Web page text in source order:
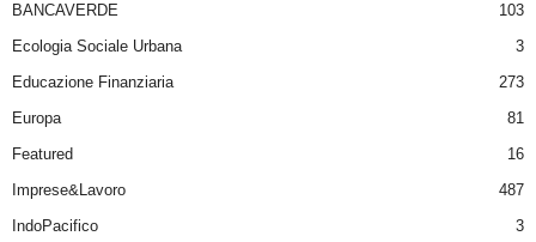
BANCAVERDE
103
Ecologia Sociale Urbana
3
Educazione Finanziaria
273
Europa
81
Featured
16
Imprese&Lavoro
487
IndoPacifico
3